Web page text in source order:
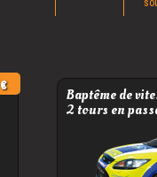
Baptême de
2 tours en